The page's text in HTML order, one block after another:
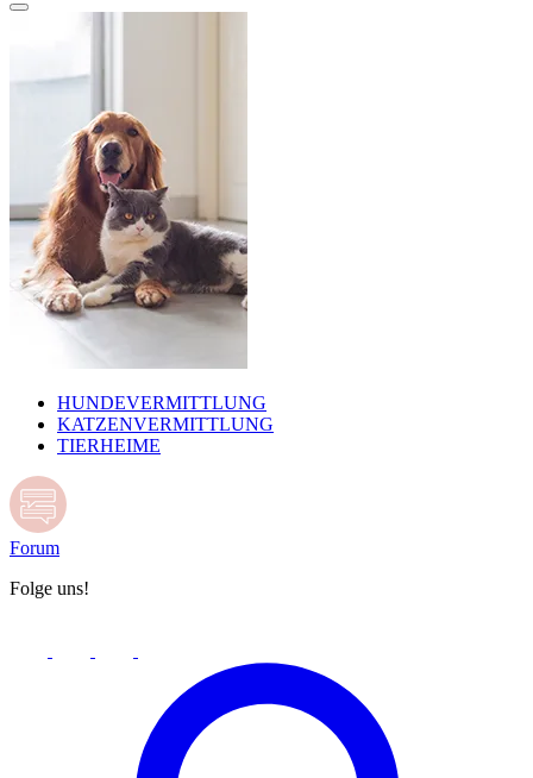
HUNDEVERMITTLUNG
KATZENVERMITTLUNG
TIERHEIME
Forum
Folge uns!